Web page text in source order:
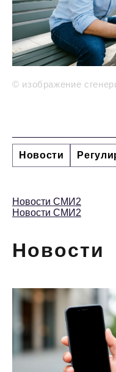
© изображение
Новости
Новости СМИ2
Новости СМИ2
Новости